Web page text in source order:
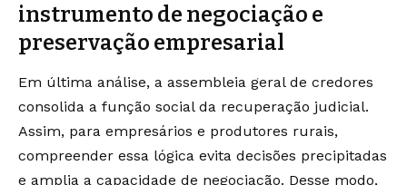
instrumento de negociação e
preservação empresarial
Em última análise, a assembleia geral de credores
consolida a função social da recuperação judicial.
Assim, para empresários e produtores rurais,
compreender essa lógica evita decisões precipitadas
e amplia a capacidade de negociação. Desse modo,